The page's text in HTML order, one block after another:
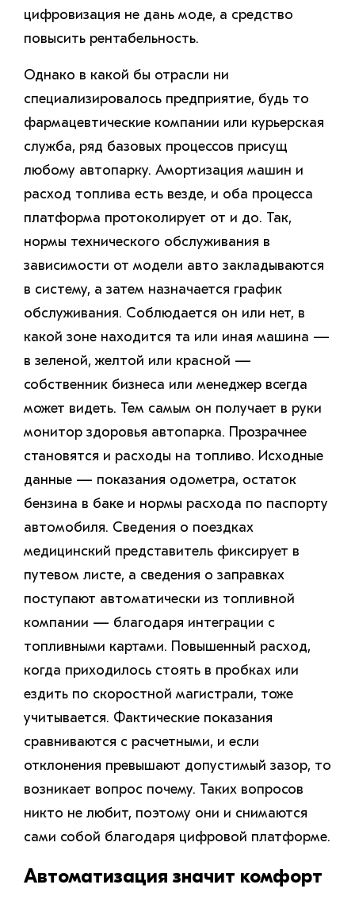
цифровизация не дань моде, а средство
повысить рентабельность.
Однако в какой бы отрасли ни
специализировалось предприятие, будь то
фармацевтические компании или курьерская
служба, ряд базовых процессов присущ
любому автопарку. Амортизация машин и
расход топлива есть везде, и оба процесса
платформа протоколирует от и до. Так,
нормы технического обслуживания в
зависимости от модели авто закладываются
в систему, а затем назначается график
обслуживания. Соблюдается он или нет, в
какой зоне находится та или иная машина —
в зеленой, желтой или красной —
собственник бизнеса или менеджер всегда
может видеть. Тем самым он получает в руки
монитор здоровья автопарка. Прозрачнее
становятся и расходы на топливо. Исходные
данные — показания одометра, остаток
бензина в баке и нормы расхода по паспорту
автомобиля. Сведения о поездках
медицинский представитель фиксирует в
путевом листе, а сведения о заправках
поступают автоматически из топливной
компании — благодаря интеграции с
топливными картами. Повышенный расход,
когда приходилось стоять в пробках или
ездить по скоростной магистрали, тоже
учитывается. Фактические показания
сравниваются с расчетными, и если
отклонения превышают допустимый зазор, то
возникает вопрос почему. Таких вопросов
никто не любит, поэтому они и снимаются
сами собой благодаря цифровой платформе.
Автоматизация значит комфорт